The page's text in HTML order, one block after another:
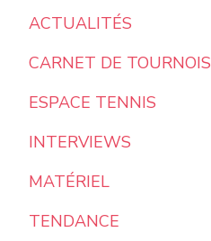
ACTUALITÉS
CARNET DE TOURNOIS
ESPACE TENNIS
INTERVIEWS
MATÉRIEL
TENDANCE